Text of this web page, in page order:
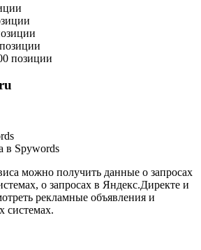
позиции
в Spywords
можно получить данные о запросах
о запросах в Яндекс.Директе и
рекламные объявления и
системах.